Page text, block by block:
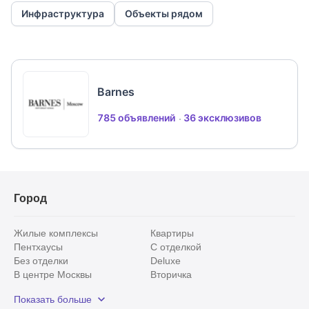
преимущества города!
Инфраструктура Объекты рядом
Barnes
785 объявлений 36 эксклюзивов
Город
Жилые комплексы
Квартиры
Пентхаусы
С отделкой
Без отделки
Deluxe
В центре Москвы
Вторичка
Рядом с парком
Показать больше